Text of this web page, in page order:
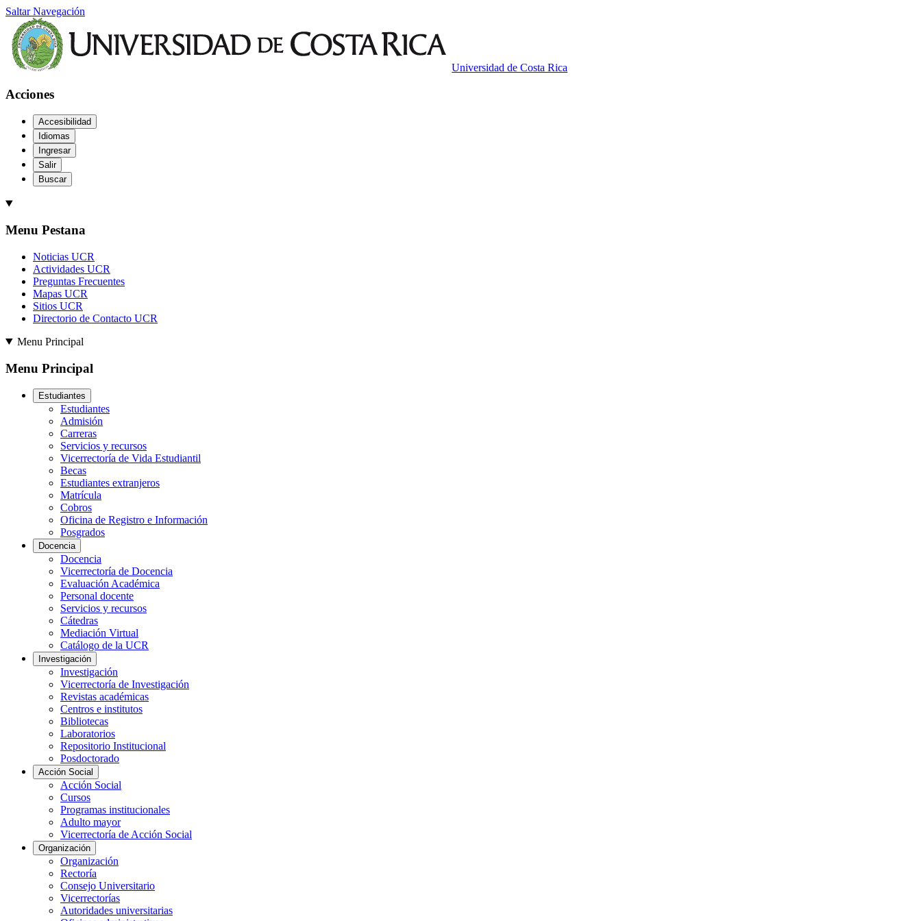
Saltar Navegación
Universidad de Costa Rica
Acciones
Accesibilidad
Idiomas
Ingresar
Salir
Buscar
Menu Pestana
Noticias UCR
Actividades UCR
Preguntas Frecuentes
Mapas UCR
Sitios UCR
Directorio de Contacto UCR
Menu Principal
Menu Principal
Estudiantes
Estudiantes
Admisión
Carreras
Servicios y recursos
Vicerrectoría de Vida Estudiantil
Becas
Estudiantes extranjeros
Matrícula
Cobros
Oficina de Registro e Información
Posgrados
Docencia
Docencia
Vicerrectoría de Docencia
Evaluación Académica
Personal docente
Servicios y recursos
Cátedras
Mediación Virtual
Catálogo de la UCR
Investigación
Investigación
Vicerrectoría de Investigación
Revistas académicas
Centros e institutos
Bibliotecas
Laboratorios
Repositorio Institucional
Posdoctorado
Acción Social
Acción Social
Cursos
Programas institucionales
Adulto mayor
Vicerrectoría de Acción Social
Organización
Organización
Rectoría
Consejo Universitario
Vicerrectorías
Autoridades universitarias